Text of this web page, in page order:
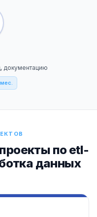
документацию
по etl-
данных